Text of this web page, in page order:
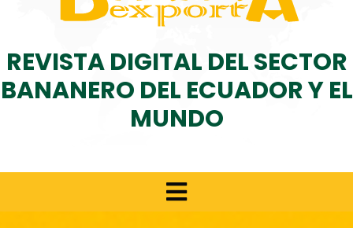
REVISTA DIGITAL DEL SECTOR
BANANERO DEL ECUADOR Y EL
MUNDO